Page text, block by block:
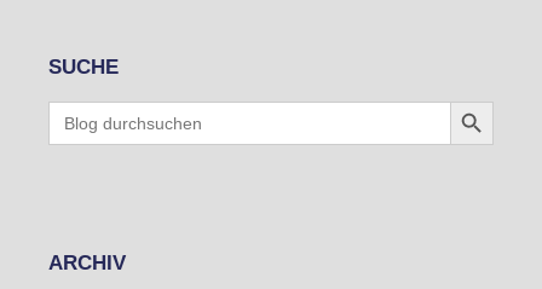
SUCHE
Search
for:
Search Button
ARCHIV